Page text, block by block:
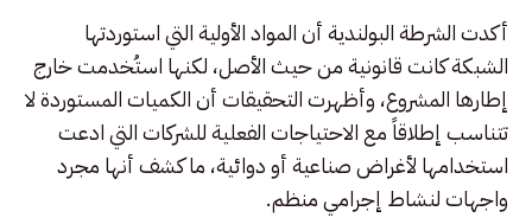
أكدت الشرطة البولندية أن المواد الأولية التي استوردتها
الشبكة كانت قانونية من حيث الأصل، لكنها استُخدمت خارج
إطارها المشروع، وأظهرت التحقيقات أن الكميات المستوردة لا
تتناسب إطلاقاً مع الاحتياجات الفعلية للشركات التي ادعت
استخدامها لأغراض صناعية أو دوائية، ما كشف أنها مجرد
واجهات لنشاط إجرامي منظم.